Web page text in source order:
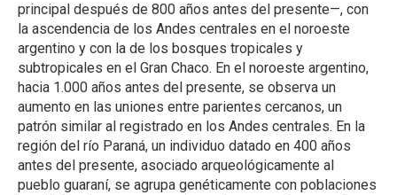
principal después de 800 años antes del presente—, con
la ascendencia de los Andes centrales en el noroeste
argentino y con la de los bosques tropicales y
subtropicales en el Gran Chaco. En el noroeste argentino,
hacia 1.000 años antes del presente, se observa un
aumento en las uniones entre parientes cercanos, un
patrón similar al registrado en los Andes centrales. En la
región del río Paraná, un individuo datado en 400 años
antes del presente, asociado arqueológicamente al
pueblo guaraní, se agrupa genéticamente con poblaciones